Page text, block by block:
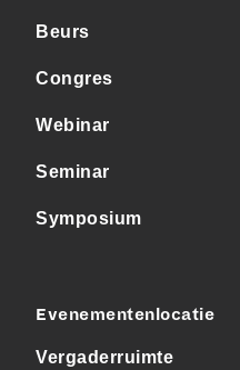
Beurs
Congres
Webinar
Seminar
Symposium
Evenementenlocatie
Vergaderruimte